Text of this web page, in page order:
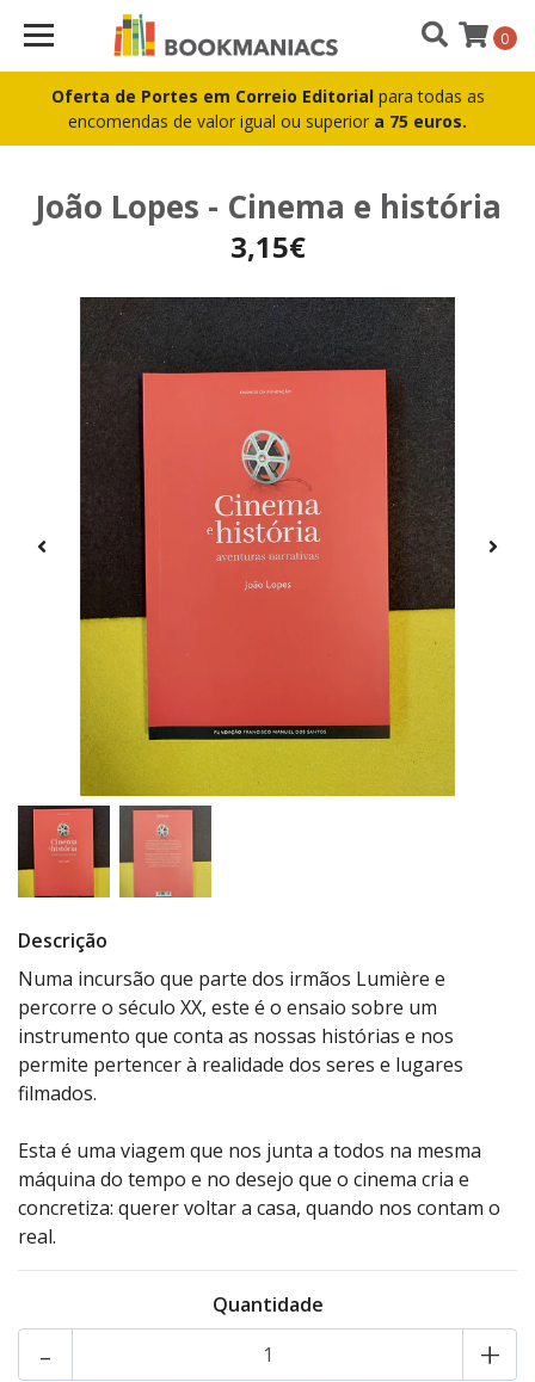
Oferta de Portes em Correio Editorial para todas as
encomendas de valor igual ou superior a 75 euros.
0
João Lopes - Cinema e história
3,15€
Descrição
Numa incursão que parte dos irmãos Lumière e
percorre o século XX, este é o ensaio sobre um
instrumento que conta as nossas histórias e nos
permite pertencer à realidade dos seres e lugares
filmados.
Esta é uma viagem que nos junta a todos na mesma
máquina do tempo e no desejo que o cinema cria e
concretiza: querer voltar a casa, quando nos contam o
real.
Quantidade
+
-